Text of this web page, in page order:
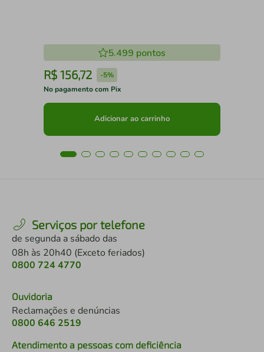
5.499 pontos
R$ 156,72 -5%
No pagamento com Pix
Adicionar ao carrinho
Serviços por telefone
de segunda a sábado das
08h às 20h40 (Exceto feriados)
0800 724 4770
Ouvidoria
Reclamações e denúncias
0800 646 2519
Atendimento a pessoas com deficiência